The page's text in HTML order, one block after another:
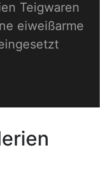
Teigwaren
eiweißarme